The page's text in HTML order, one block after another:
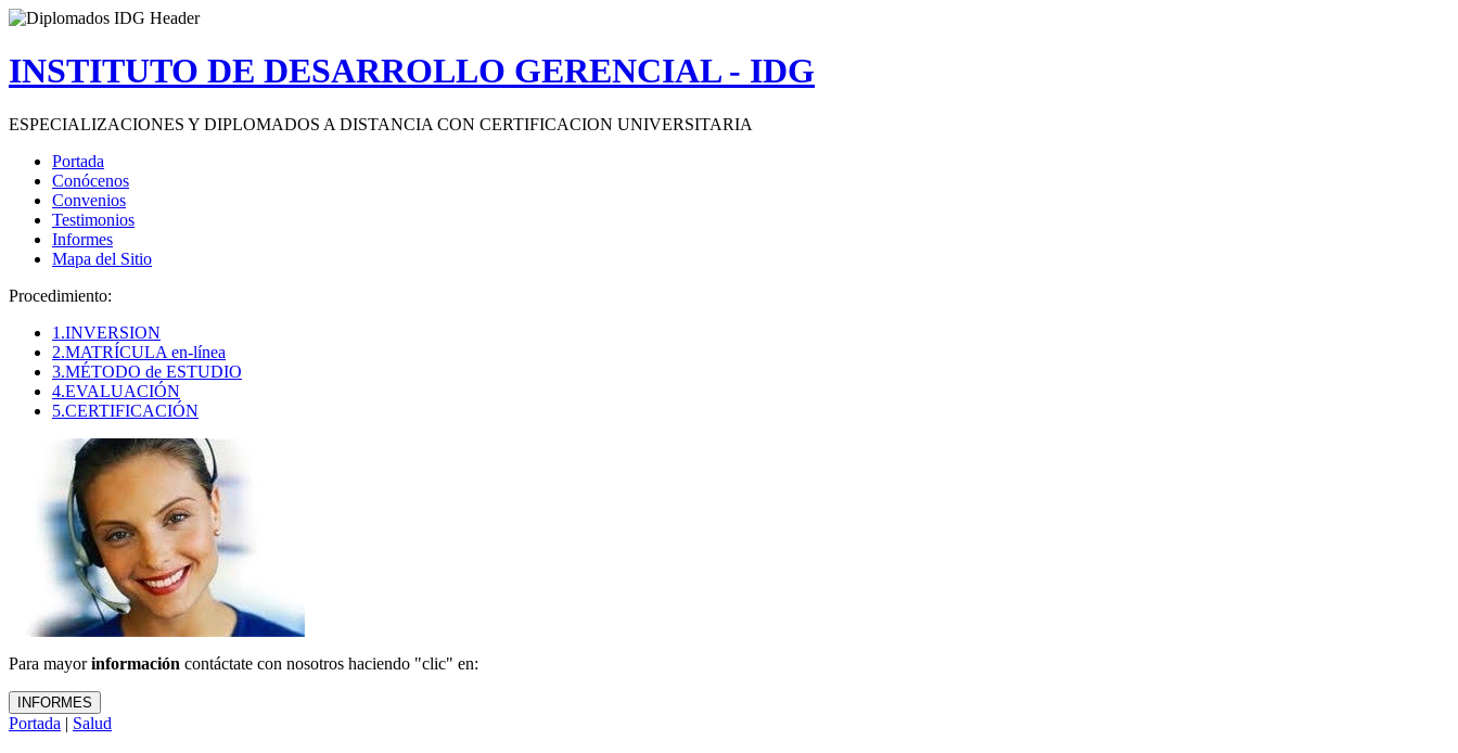
INSTITUTO DE DESARROLLO GERENCIAL - IDG
ESPECIALIZACIONES Y DIPLOMADOS A DISTANCIA CON CERTIFICACION UNIVERSITARIA
Portada
Conócenos
Convenios
Testimonios
Informes
Mapa del Sitio
Procedimiento:
1.INVERSION
2.MATRÍCULA en-línea
3.MÉTODO de ESTUDIO
4.EVALUACIÓN
5.CERTIFICACIÓN
Para mayorinformación contáctate con nosotros haciendo "clic" en:
Portada | Salud